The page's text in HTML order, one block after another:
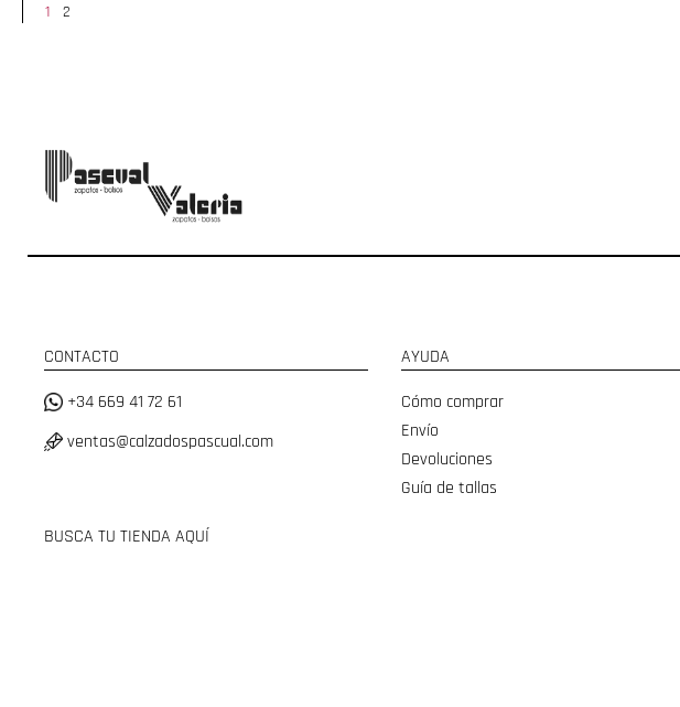
1 2
CONTACTO
+34 669 41 72 61
ventas@calzadospascual.com
BUSCA TU TIENDA AQUÍ
AYUDA
Cómo comprar
Envío
Devoluciones
Guía de tallas